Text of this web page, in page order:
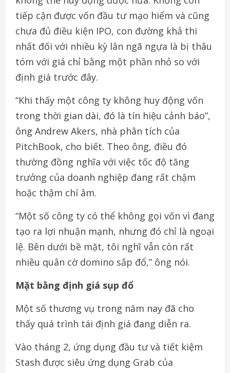
tiếp cận được vốn đầu tư mạo hiểm và cũng
chưa đủ điều kiện IPO, con đường khả thi
nhất đối với nhiều kỳ lân ngã ngựa là bị thâu
tóm với giá chỉ bằng một phần nhỏ so với
định giá trước đây.
“Khi thấy một công ty không huy động vốn
trong thời gian dài, đó là tín hiệu cảnh báo”,
ông Andrew Akers, nhà phân tích của
PitchBook, cho biết. Theo ông, điều đó
thường đồng nghĩa với việc tốc độ tăng
trưởng của doanh nghiệp đang rất chậm
hoặc thậm chí âm.
“Một số công ty có thể không gọi vốn vì đang
tạo ra lợi nhuận mạnh, nhưng đó chỉ là ngoại
lệ. Bên dưới bề mặt, tôi nghĩ vẫn còn rất
nhiều quân cờ domino sắp đổ,” ông nói.
Mặt bằng định giá sụp đổ
Một số thương vụ trong năm nay đã cho
thấy quá trình tái định giá đang diễn ra.
Vào tháng 2, ứng dụng đầu tư và tiết kiệm
Stash được siêu ứng dụng Grab của